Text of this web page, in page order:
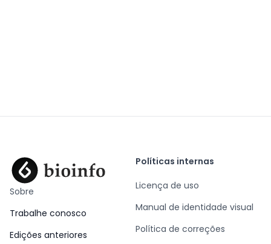
Sobre
Trabalhe conosco
Edições anteriores
Políticas internas
Licença de uso
Manual de identidade visual
Política de correções